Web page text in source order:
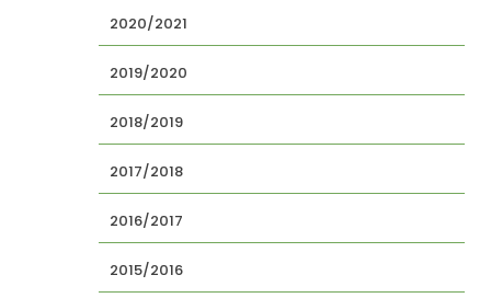
2020/2021
2019/2020
2018/2019
2017/2018
2016/2017
2015/2016